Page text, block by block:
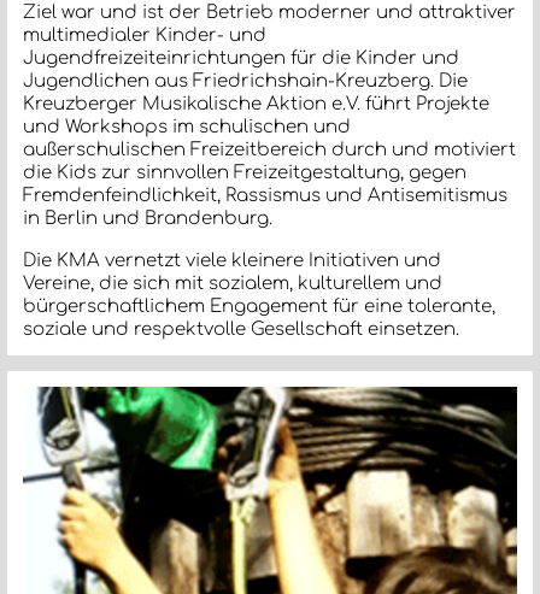
Ziel war und ist der Betrieb moderner und attraktiver
multimedialer Kinder- und
Jugendfreizeiteinrichtungen für die Kinder und
Jugendlichen aus Friedrichshain-Kreuzberg. Die
Kreuzberger Musikalische Aktion e.V. führt Projekte
und Workshops im schulischen und
außerschulischen Freizeitbereich durch und motiviert
die Kids zur sinnvollen Freizeitgestaltung, gegen
Fremdenfeindlichkeit, Rassismus und Antisemitismus
in Berlin und Brandenburg.
Die KMA vernetzt viele kleinere Initiativen und
Vereine, die sich mit sozialem, kulturellem und
bürgerschaftlichem Engagement für eine tolerante,
soziale und respektvolle Gesellschaft einsetzen.